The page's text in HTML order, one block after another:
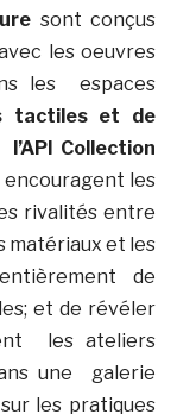
sont conçus
les oeuvres
les espaces
tactiles et de
Collection
encouragent les
rivalités entre
matériaux et les
de
et de révéler
les ateliers
une galerie
les pratiques